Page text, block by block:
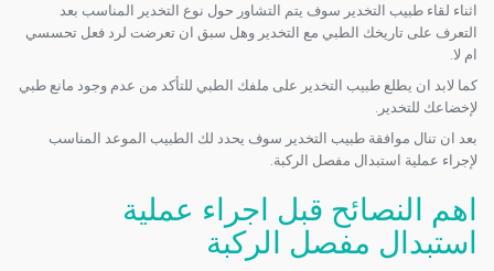
اثناء لقاء طبيب التخدير سوف يتم التشاور حول نوع التخدير المناسب بعد
التعرف على تاريخك الطبي مع التخدير وهل سبق ان تعرضت لرد فعل تحسسي
ام لا.
كما لابد ان يطلع طبيب التخدير على ملفك الطبي للتأكد من عدم وجود مانع طبي
لإخضاعك للتخدير.
بعد ان تنال موافقة طبيب التخدير سوف يحدد لك الطبيب الموعد المناسب
لإجراء عملية استبدال مفصل الركبة.
اهم النصائح قبل اجراء عملية
استبدال مفصل الركبة